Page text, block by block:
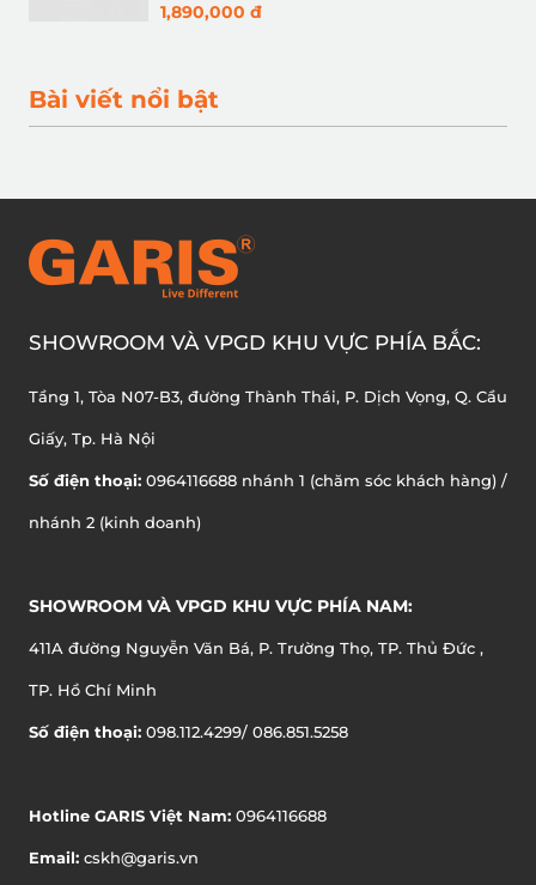
1,890,000 đ
Bài viết nổi bật
SHOWROOM VÀ VPGD KHU VỰC PHÍA BẮC:
Tầng 1, Tòa N07-B3, đường Thành Thái, P. Dịch Vọng, Q. Cầu
Giấy, Tp. Hà Nội
Số điện thoại: 0964116688 nhánh 1 (chăm sóc khách hàng) /
nhánh 2 (kinh doanh)
SHOWROOM VÀ VPGD KHU VỰC PHÍA NAM:
411A đường Nguyễn Văn Bá, P. Trường Thọ, TP. Thủ Đức ,
TP. Hồ Chí Minh
Số điện thoại: 098.112.4299/ 086.851.5258
Hotline GARIS Việt Nam: 0964116688
Email: cskh@garis.vn